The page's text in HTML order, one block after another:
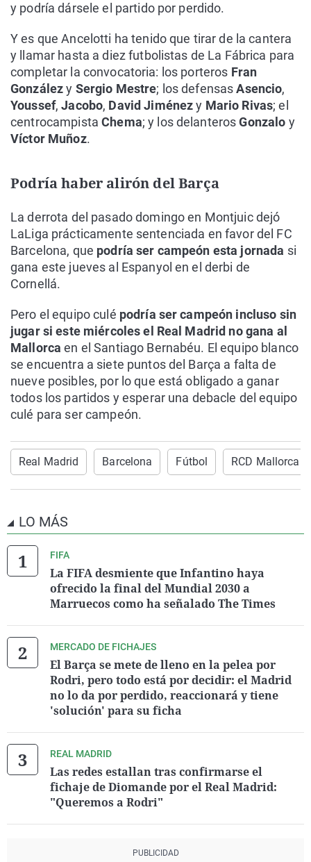
y podría dársele el partido por perdido.
Y es que Ancelotti ha tenido que tirar de la cantera
y llamar hasta a diez futbolistas de La Fábrica para
completar la convocatoria: los porteros Fran
Gonzálezy Sergio Mestre; los defensasAsencio,
Youssef,Jacobo, David Jiménezy Mario Rivas; el
centrocampistaChema; y los delanterosGonzalo y
Víctor Muñoz.
Podría haber alirón del Barça
La derrota del pasado domingo en Montjuic dejó
LaLiga prácticamente sentenciada en favor del FC
Barcelona, que podría ser campeón esta jornada si
gana este jueves al Espanyol en el derbi de
Cornellá.
Pero el equipo culé podría ser campeón incluso sin
jugar si este miércoles el Real Madrid no gana al
Mallorca en el Santiago Bernabéu. El equipo blanco
se encuentra a siete puntos del Barça a falta de
nueve posibles, por lo que está obligado a ganar
todos los partidos y esperar una debacle del equipo
culé para ser campeón.
Real Madrid Barcelona Fútbol RCD Mallorca
LO MÁS
FIFA
La FIFA desmiente que Infantino haya
ofrecido la final del Mundial 2030 a
Marruecos como ha señalado The Times
MERCADO DE FICHAJES
El Barça se mete de lleno en la pelea por
Rodri, pero todo está por decidir: el Madrid
no lo da por perdido, reaccionará y tiene
'solución' para su ficha
REAL MADRID
Las redes estallan tras confirmarse el
fichaje de Diomande por el Real Madrid:
"Queremos a Rodri"